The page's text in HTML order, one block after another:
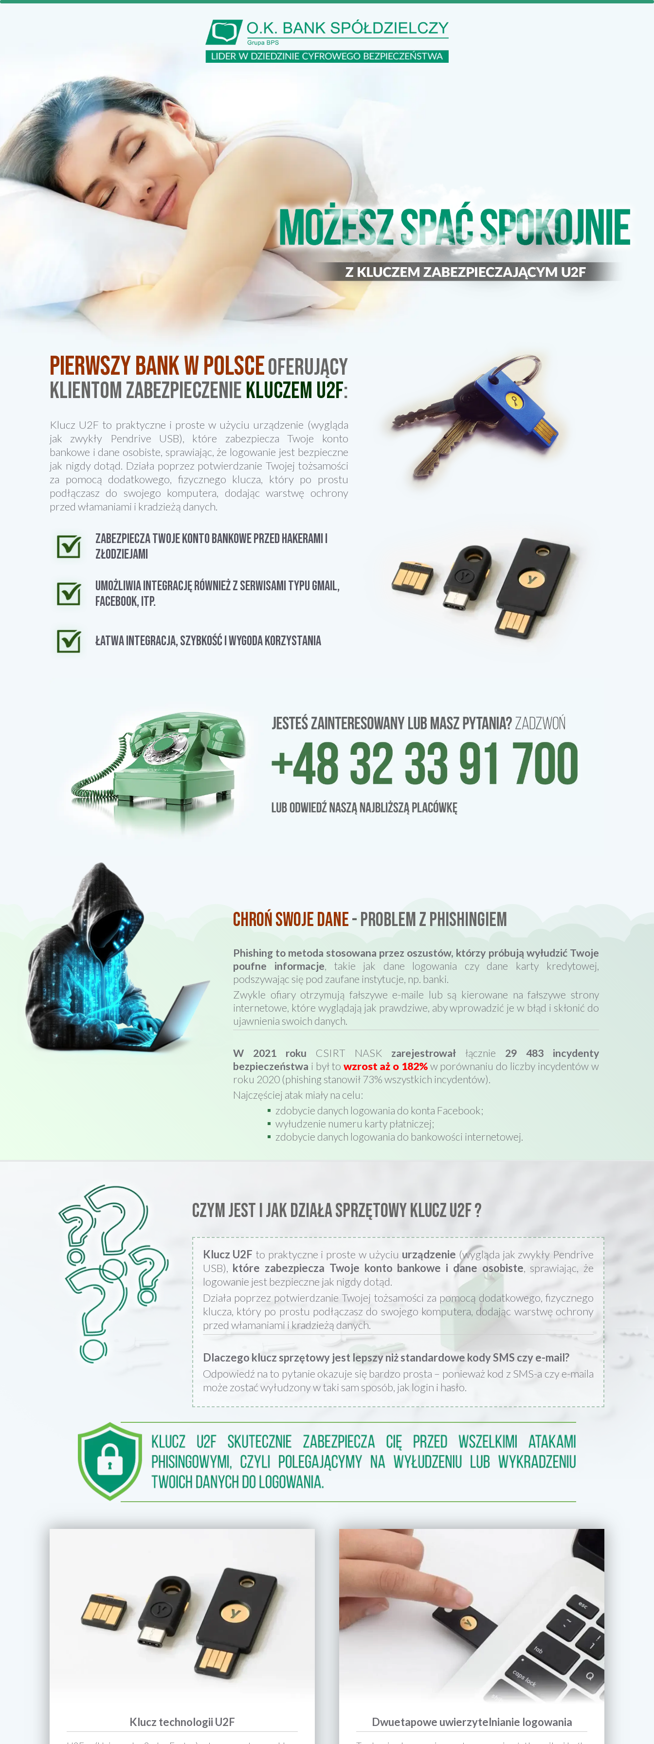
Pierwszy bank w Polsceoferujący
klientom zabezpieczeniekluczem u2f:
Klucz U2F to praktyczne i proste w użyciu urządzenie (wygląda
jak zwykły Pendrive USB), które zabezpiecza Twoje konto
bankowe i dane osobiste, sprawiając, że logowanie jest bezpieczne
jak nigdy dotąd. Działa poprzez potwierdzanie Twojej tożsamości
za pomocą dodatkowego, fizycznego klucza, który po prostu
podłączasz do swojego komputera, dodając warstwę ochrony
przed włamaniami i kradzieżą danych.
ZABEZPIECZA TWOJE KONTO BANKOWE PRZED HAKERAMI I
ZŁODZIEJAMI
UMOŻLIWIA INTEGRACJĘ RÓWNIEŻ Z SERWISAMI TYPU GMAIL,
FACEBOOK, ITP.
ŁATWA INTEGRACJA, SZYBKOŚĆ I WYGODA KORZYSTANIA
CHROŃ SWOJE DANE- PROBLEM Z PHISHINGIEM
Phishing to metoda stosowana przez oszustów, którzy próbują wyłudzić Twoje
poufne informacje, takie jak dane logowania czy dane karty kredytowej,
podszywając się pod zaufane instytucje, np. banki.
Zwykle ofiary otrzymują fałszywe e-maile lub są kierowane na fałszywe strony
internetowe, które wyglądają jak prawdziwe, aby wprowadzić je w błąd i skłonić do
ujawnienia swoich danych.
W 2021 roku CSIRT NASK zarejestrowałłącznie 29 483 incydenty
bezpieczeństwa i był to wzrost aż o 182%w porównaniu do liczby incydentów w
roku 2020 (phishing stanowił 73% wszystkich incydentów).
Najczęściej atak miały na celu:
zdobycie danych logowania do konta Facebook;
wyłudzenie numeru karty płatniczej;
zdobycie danych logowania do bankowości internetowej.
Czym jest i jak działa sprzętowy klucz u2f ?
Klucz U2F to praktyczne i proste w użyciu urządzenie (wygląda jak zwykły Pendrive
USB), które zabezpiecza Twoje konto bankowe i dane osobiste, sprawiając, że
logowanie jest bezpieczne jak nigdy dotąd.
Działa poprzez potwierdzanie Twojej tożsamości za pomocą dodatkowego, fizycznego
klucza, który po prostu podłączasz do swojego komputera, dodając warstwę ochrony
przed włamaniami i kradzieżą danych.
Dlaczego klucz sprzętowy jest lepszy niż standardowe kody SMS czy e-mail?
Odpowiedź na to pytanie okazuje się bardzo prosta – ponieważ kod z SMS-a czy e-maila
może zostać wyłudzony w taki sam sposób, jak login i hasło.
Klucz technologii U2F Dwuetapowe uwierzytelnianie logowania